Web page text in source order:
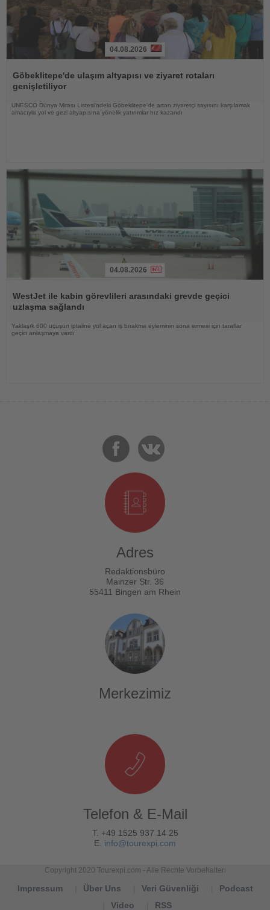
Oku
04.08.2026
Göbeklitepe'de ulaşım altyapısı ve ziyaret rotaları
genişletiliyor
UNESCO Dünya Mirası Listesi'ndeki Göbeklitepe'de artan ziyaretçi sayısını karşılamak
amacıyla yol ve gezi altyapısına yönelik yatırımlar hız kazandı
Oku
04.08.2026
WestJet ile kabin görevlileri arasındaki grevde geçici
uzlaşma sağlandı
Yaklaşık 600 uçuşun iptaline yol açan iş bırakma eyleminin sona ermesi için taraflar
geçici anlaşmaya vardı
Adres
Redaktionsbüro
Mainzer Str. 36
55411 Bingen am Rhein
Merkezimiz
Telefon & E-Mail
T. +49 1525 937 14 25
E. info@tourexpi.com
Copyright 2020 Tourexpi.com - Alle Rechte Vorbehalten
Impressum Über Uns Veri Güvenliği
Podcast
Video
RSS